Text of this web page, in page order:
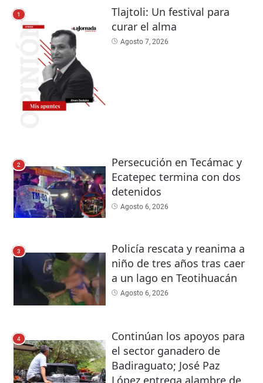
1
Tlajtoli: Un festival para
curar el alma
Agosto 7, 2026
2
Persecución en Tecámac y
Ecatepec termina con dos
detenidos
Agosto 6, 2026
3
Policía rescata y reanima a
niño de tres años tras caer
a un lago en Teotihuacán
Agosto 6, 2026
4
Continúan los apoyos para
el sector ganadero de
Badiraguato; José Paz
López entrega alambre de